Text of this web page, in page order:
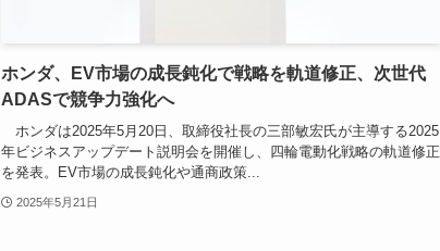
ホンダ、EV市場の成長鈍化で戦略を軌道修正、次世代
ADASで競争力強化へ
ホンダは2025年5月20日、取締役社長の三部敏宏氏が主導する2025
年ビジネスアップデート説明会を開催し、四輪電動化戦略の軌道修正
を発表。EV市場の成長鈍化や通商政策...
2025年5月21日